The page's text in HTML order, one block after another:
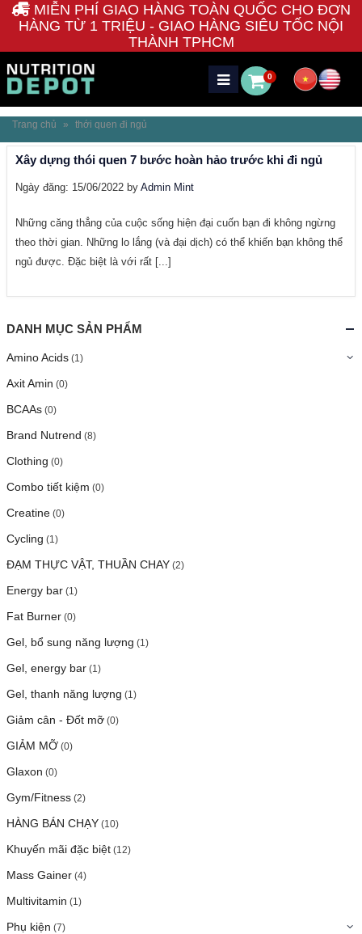
MIỄN PHÍ GIAO HÀNG TOÀN QUỐC CHO ĐƠN
HÀNG TỪ 1 TRIỆU - GIAO HÀNG SIÊU TỐC NỘI
THÀNH TPHCM
0
Trang chủ » thới quen đi ngủ
Xây dựng thói quen 7 bước hoàn hảo trước khi đi ngủ
Ngày đăng: 15/06/2022 by Admin Mint
Những căng thẳng của cuộc sống hiện đại cuốn bạn đi không ngừng
theo thời gian. Những lo lắng (và đại dịch) có thể khiến bạn không thể
ngủ được. Đặc biệt là với rất [...]
DANH MỤC SẢN PHẨM
Amino Acids (1)
Axit Amin (0)
BCAAs (0)
Brand Nutrend (8)
Clothing (0)
Combo tiết kiệm (0)
Creatine (0)
Cycling (1)
ĐẠM THỰC VẬT, THUẦN CHAY (2)
Energy bar (1)
Fat Burner (0)
Gel, bổ sung năng lượng (1)
Gel, energy bar (1)
Gel, thanh năng lượng (1)
Giảm cân - Đốt mỡ (0)
GIẢM MỠ (0)
Glaxon (0)
Gym/Fitness (2)
HÀNG BÁN CHẠY (10)
Khuyến mãi đặc biệt (12)
Mass Gainer (4)
Multivitamin (1)
Phụ kiện (7)